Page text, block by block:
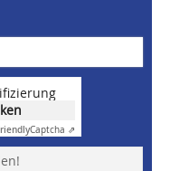
Captcha ⇗